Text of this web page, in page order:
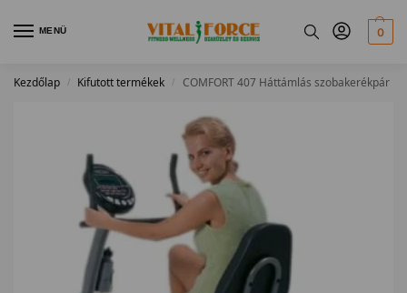
MENÜ 0
Kezdőlap / Kifutott termékek / COMFORT 407 Háttámlás szobakerékpár